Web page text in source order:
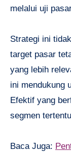
melalui uji
Strategi ini
target pasar
yang lebih
ini mendukung
Efektif yang
segmen
Baca Juga: